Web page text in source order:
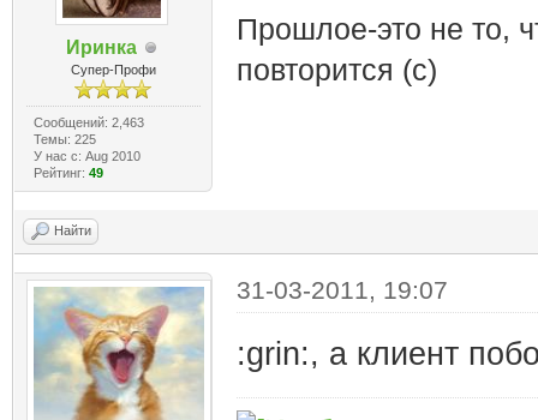
Иринка
Супер-Профи
Сообщений: 2,463
Темы: 225
У нас с: Aug 2010
Рейтинг: 49
Прошлое-это не то,
повторится (с)
Найти
31-03-2011, 19:07
:grin:, а клиент